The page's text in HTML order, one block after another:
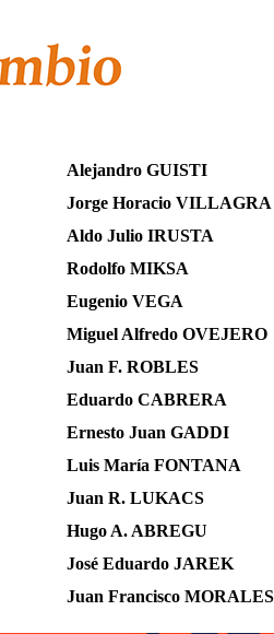
Alejandro GUISTI
Jorge Horacio VILLAGRA
Aldo Julio IRUSTA
Rodolfo MIKSA
Eugenio VEGA
Miguel Alfredo OVEJERO
Juan F. ROBLES
Eduardo CABRERA
Ernesto Juan GADDI
Luis María FONTANA
Juan R. LUKACS
Hugo A. ABREGU
José Eduardo JAREK
Juan Francisco MORALES